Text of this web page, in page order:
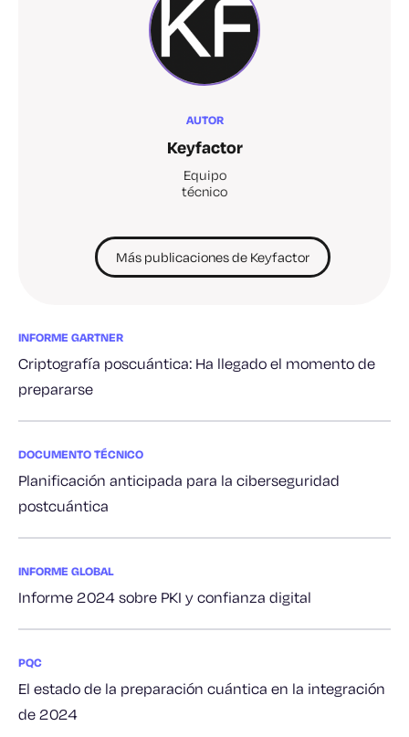
AUTOR
Keyfactor
Equipo
técnico
Más publicaciones de Keyfactor
INFORME GARTNER
Criptografía poscuántica: Ha llegado el momento de
prepararse
DOCUMENTO TÉCNICO
Planificación anticipada para la ciberseguridad
postcuántica
INFORME GLOBAL
Informe 2024 sobre PKI y confianza digital
PQC
El estado de la preparación cuántica en la integración
de 2024